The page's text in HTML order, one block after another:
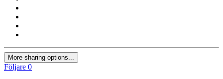
More sharing options...
Följare 0